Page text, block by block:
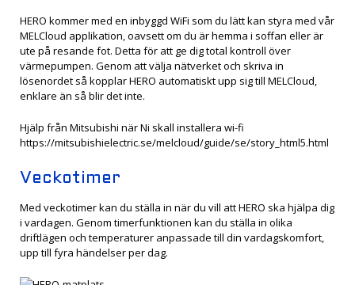
HERO kommer med en inbyggd WiFi som du lätt kan styra med vår
MELCloud applikation, oavsett om du är hemma i soffan eller är
ute på resande fot. Detta för att ge dig total kontroll över
värmepumpen. Genom att välja nätverket och skriva in
lösenordet så kopplar HERO automatiskt upp sig till MELCloud,
enklare än så blir det inte.
Hjälp från Mitsubishi när Ni skall installera wi-fi
https://mitsubishielectric.se/melcloud/guide/se/story_html5.html
Veckotimer
Med veckotimer kan du ställa in när du vill att HERO ska hjälpa dig
i vardagen. Genom timerfunktionen kan du ställa in olika
driftlägen och temperaturer anpassade till din vardagskomfort,
upp till fyra händelser per dag.